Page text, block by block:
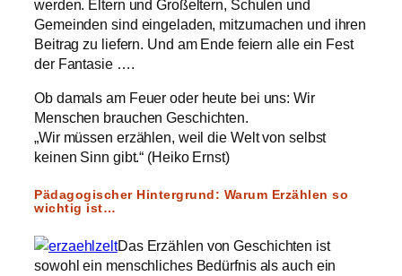
werden. Eltern und Großeltern, Schulen und
Gemeinden sind eingeladen, mitzumachen und ihren
Beitrag zu liefern. Und am Ende feiern alle ein Fest
der Fantasie ….
Ob damals am Feuer oder heute bei uns: Wir
Menschen brauchen Geschichten.
„Wir müssen erzählen, weil die Welt von selbst
keinen Sinn gibt.“ (Heiko Ernst)
Pädagogischer Hintergrund: Warum Erzählen so
wichtig ist…
Das Erzählen von Geschichten ist
sowohl ein menschliches Bedürfnis als auch ein